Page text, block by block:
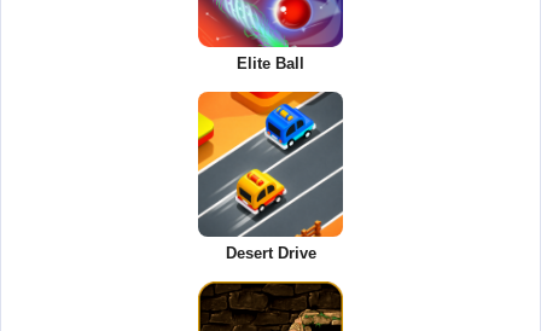
Elite Ball
Desert Drive